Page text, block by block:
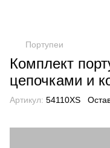
Портупеи
Комплект
цепочками и
Артикул: 54110XS